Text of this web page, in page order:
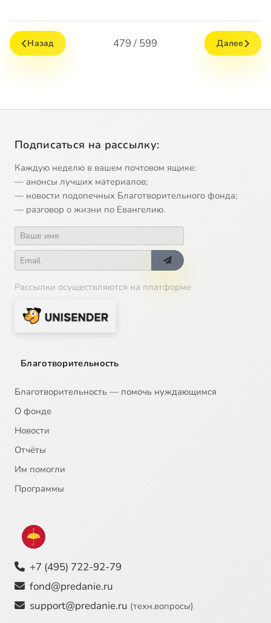
Назад 479 / 599 Далее
Подписаться на рассылку:
Каждую неделю в вашем почтовом ящике:
— анонсы лучших материалов;
— новости подопечных Благотворительного фонда;
— разговор о жизни по Евангелию.
Рассылки осуществляются на платформе
Благотворительность
Благотворительность — помочь нуждающимся
О фонде
Новости
Отчёты
Им помогли
Программы
+7 (495) 722-92-79
fond@predanie.ru
support@predanie.ru (техн.вопросы)